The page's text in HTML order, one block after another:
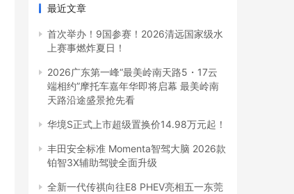
最近文章
首次举办！9国参赛！2026清远国家级水
上赛事燃炸夏日！
2026广东第一峰“最美岭南天路5・17云
端相约”摩托车嘉年华即将启幕 最美岭南
天路沿途盛景抢先看
华境S正式上市超级置换价14.98万元起！
丰田安全标准 Momenta智驾大脑 2026款
铂智3X辅助驾驶全面升级
全新一代传祺向往E8 PHEV亮相五一东莞